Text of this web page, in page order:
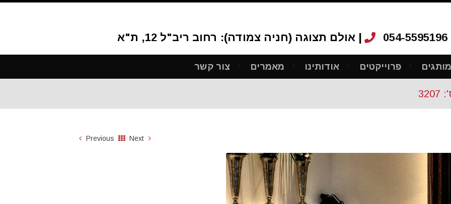
אולם תצוגה (חניה צמודה): רחוב ריב"ל 12, ת"א | 054-5595196
מותגים פרוייקטים אודותינו מאמרים צור קשר
Previous Next